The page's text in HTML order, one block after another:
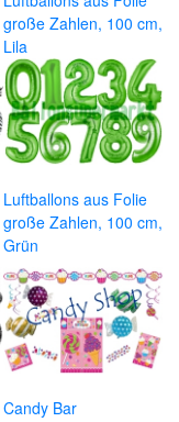
große Zahlen, 100 cm,
Lila
Luftballons aus Folie
große Zahlen, 100 cm,
Grün
Candy Bar